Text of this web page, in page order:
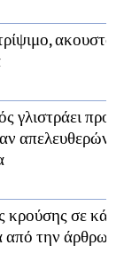
ακουστό
γλιστράει προς
σε κάθε
από την